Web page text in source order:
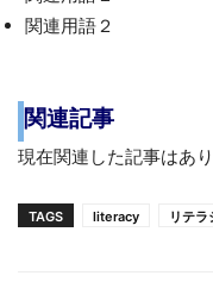
関連用語２
関連記事
現在関連した記事はあ
TAGS literacy リテラ